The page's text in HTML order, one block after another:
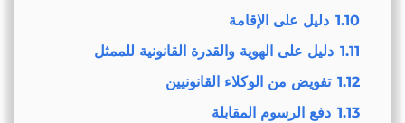
1.10
دليل على الإقامة
1.11
دليل على الهوية والقدرة القانونية للممثل
1.12
تفويض من الوكلاء القانونيين
1.13
دفع الرسوم المقابلة